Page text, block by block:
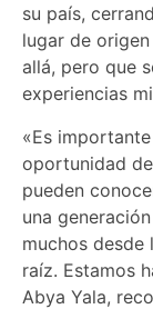
su país,
lugar de
allá, pero que
experiencias
«Es
oportunidad
pueden
una
muchos desde
raíz. Estamos
Abya Yala,